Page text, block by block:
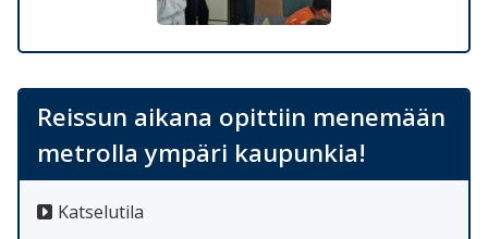
Reissun aikana opittiin menemään
metrolla ympäri kaupunkia!
Katselutila